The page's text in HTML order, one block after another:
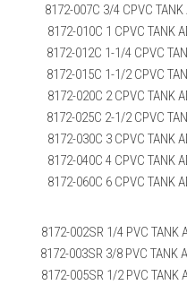
8172-007C 3/4 CPVC TANK
8172-010C 1 CPVC TANK
8172-012C 1-1/4 CPVC
8172-015C 1-1/2 CPVC
8172-020C 2 CPVC TANK
8172-025C 2-1/2 CPVC
8172-030C 3 CPVC TANK
8172-040C 4 CPVC TANK
8172-060C 6 CPVC TANK
8172-002SR 1/4 PVC TANK
8172-003SR 3/8 PVC TANK
8172-005SR 1/2 PVC TANK